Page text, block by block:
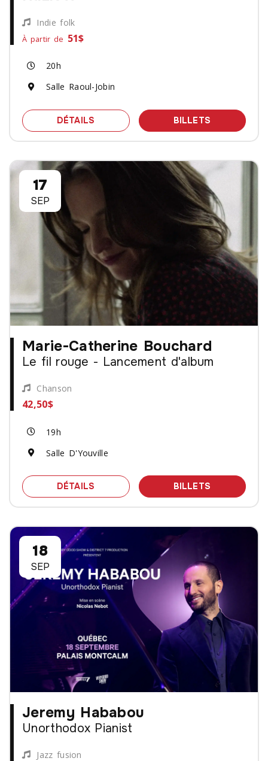
Indie folk
À partir de 51$
20h
Salle Raoul-Jobin
DÉTAILS SPECTACLE HAZLETTBILLETS DES
17
SEP
Marie-Catherine Bouchard
Le fil rouge - Lancement d'album
Chanson
42,50$
19h
Salle D'Youville
DÉTAILS SPECTACLE MARIE-CATHERINE
BILLETS DES
18
SEP
Jeremy Hababou
Unorthodox Pianist
Jazz fusion